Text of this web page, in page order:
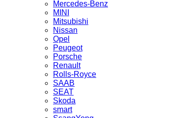
Mercedes-Benz
MINI
Mitsubishi
Nissan
Opel
Peugeot
Porsche
Renault
Rolls-Royce
SAAB
SEAT
Skoda
smart